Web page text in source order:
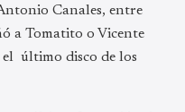
Canales, entre
a Tomatito o Vicente
último disco de los